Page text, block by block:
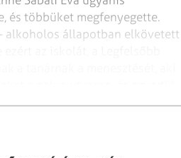
és többüket megfenyegette.
alkoholos állapotban elkövetett